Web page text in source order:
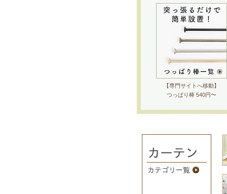
【専門サイトへ移動】
つっぱり棒 540円〜